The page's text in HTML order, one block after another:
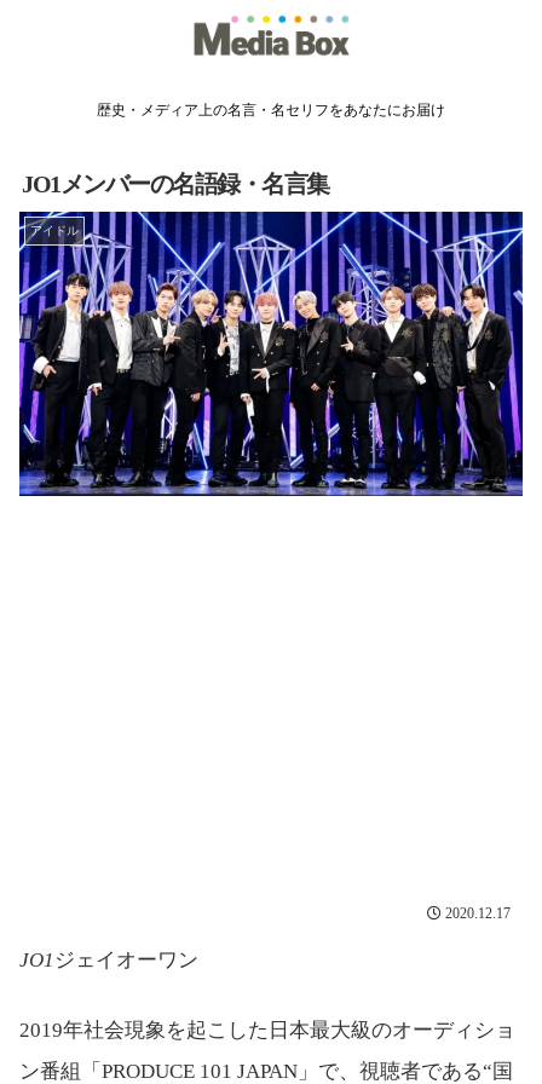
歴史・メディア上の名言・名セリフをあなたにお届け
JO1メンバーの名語録・名言集
アイドル
2020.12.17
JO1 ジェイオーワン
2019年社会現象を起こした日本最大級のオーディショ
ン番組「PRODUCE 101 JAPAN」で、視聴者である“国